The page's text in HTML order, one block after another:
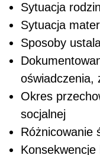
Sytuacja
Sytuacja
Sposoby
oświadczenia,
Okres
socjalnej
Różnicowanie